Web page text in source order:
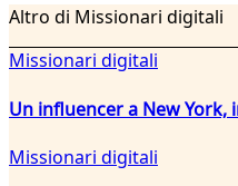
Altro di Missionari digitali
Missionari digitali
Un influencer a New York,
Missionari digitali